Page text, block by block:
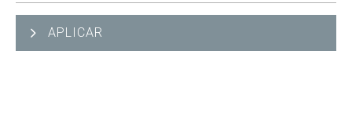
APLICAR